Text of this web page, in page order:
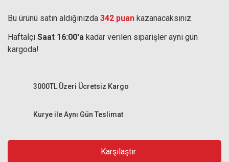
Bu ürünü satın aldığınızda 342 puan kazanacaksınız.
Haftaİçi Saat 16:00'a kadar verilen siparişler aynı gün
kargoda!
Kurye ile Aynı Gün Teslimat
3000TL Üzeri Ücretsiz Kargo
Karşılaştır